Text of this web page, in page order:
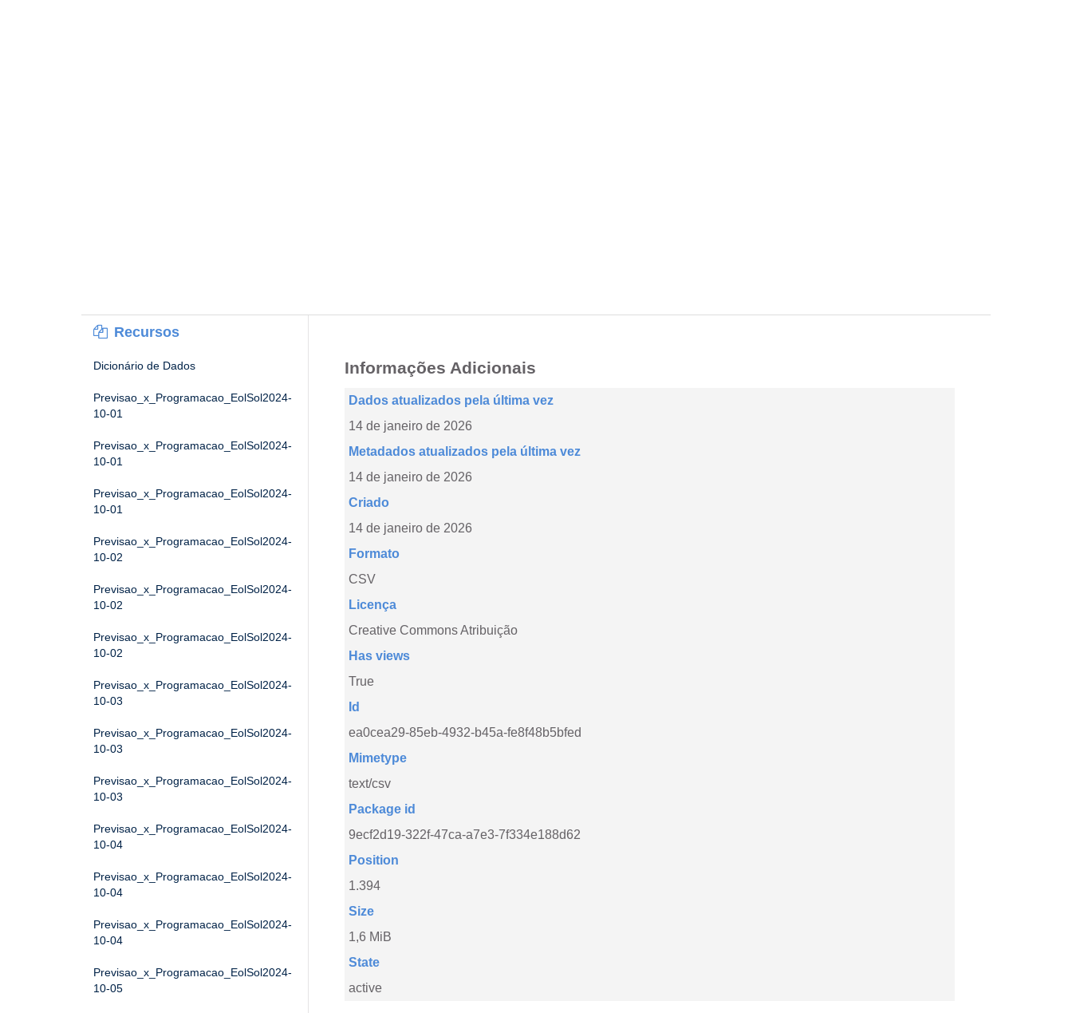
Recursos
Dicionário de Dados
Previsao_x_Programacao_EolSol2024-
10-01
Previsao_x_Programacao_EolSol2024-
10-01
Previsao_x_Programacao_EolSol2024-
10-01
Previsao_x_Programacao_EolSol2024-
10-02
Previsao_x_Programacao_EolSol2024-
10-02
Previsao_x_Programacao_EolSol2024-
10-02
Previsao_x_Programacao_EolSol2024-
10-03
Previsao_x_Programacao_EolSol2024-
10-03
Previsao_x_Programacao_EolSol2024-
10-03
Previsao_x_Programacao_EolSol2024-
10-04
Previsao_x_Programacao_EolSol2024-
10-04
Previsao_x_Programacao_EolSol2024-
10-04
Previsao_x_Programacao_EolSol2024-
10-05
Informações Adicionais
Dados atualizados pela última vez
14 de janeiro de 2026
Metadados atualizados pela última vez
14 de janeiro de 2026
Criado
14 de janeiro de 2026
Formato
CSV
Licença
Creative Commons Atribuição
Has views
True
Id
ea0cea29-85eb-4932-b45a-fe8f48b5bfed
Mimetype
text/csv
Package id
9ecf2d19-322f-47ca-a7e3-7f334e188d62
Position
1.394
Size
1,6 MiB
State
active